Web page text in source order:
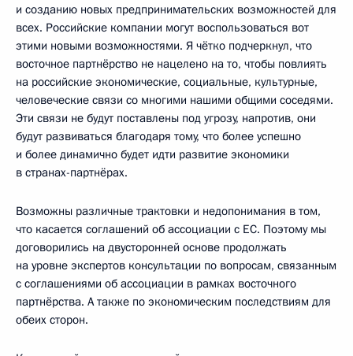
и созданию новых предпринимательских возможностей для
всех. Российские компании могут воспользоваться вот
этими новыми возможностями. Я чётко подчеркнул, что
восточное партнёрство не нацелено на то, чтобы повлиять
на российские экономические, социальные, культурные,
человеческие связи со многими нашими общими соседями.
Эти связи не будут поставлены под угрозу, напротив, они
будут развиваться благодаря тому, что более успешно
и более динамично будет идти развитие экономики
в странах-партнёрах.
Возможны различные трактовки и недопонимания в том,
что касается соглашений об ассоциации с ЕС. Поэтому мы
договорились на двусторонней основе продолжать
на уровне экспертов консультации по вопросам, связанным
с соглашениями об ассоциации в рамках восточного
партнёрства. А также по экономическим последствиям для
обеих сторон.